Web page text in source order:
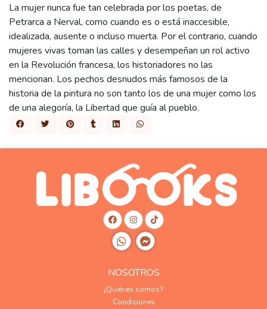
La mujer nunca fue tan celebrada por los poetas, de
Petrarca a Nerval, como cuando es o está inaccesible,
idealizada, ausente o incluso muerta. Por el contrario, cuando
mujeres vivas toman las calles y desempeñan un rol activo
en la Revolución francesa, los historiadores no las
mencionan. Los pechos desnudos más famosos de la
historia de la pintura no son tanto los de una mujer como los
de una alegoría, la Libertad que guía al pueblo.
NOSOTROS
¿Quiénes somos?
Condiciones